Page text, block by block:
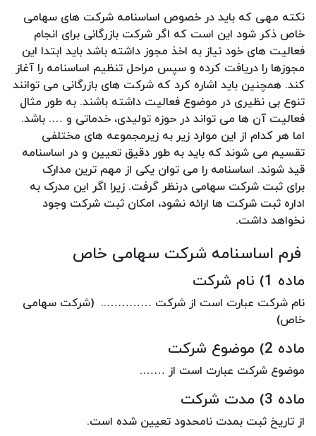
نکته مهی که باید در خصوص اساسنامه شرکت های سهامی
خاص ذکر شود این است که اگر شرکت بازرگانی برای انجام
فعالیت های خود نیاز به اخذ مجوز داشته باشد باید ابتدا این
مجوزها را دریافت کرده و سپس مراحل تنظیم اساسنامه را آغاز
کند. همچنین باید اشاره کرد که شرکت های بازرگانی می توانند
تنوع بی نظیری در موضوع فعالیت داشته باشند. به طور مثال
فعالیت آن ها می تواند در حوزه تولیدی، خدماتی و …. باشد.
اما هر کدام از این موارد زیر به زیرمجموعه های مختلفی
تقسیم می شوند که باید به طور دقیق تعیین و در اساسنامه
قید شوند. اساسنامه را می توان یکی از مهم ترین مدارک
برای ثبت شرکت سهامی درنظر گرفت. زیرا اگر این مدرک به
اداره ثبت شرکت ها ارائه نشود، امکان ثبت شرکت وجود
نخواهد داشت.
فرم اساسنامه شرکت سهامی خاص
ماده 1) نام شرکت
نام شرکت عبارت است از شرکت ………….. (شرکت سهامی
خاص)
ماده 2) موضوع شرکت
موضوع شرکت عبارت است از …….
ماده 3) مدت شرکت
از تاریخ ثبت بمدت نامحدود تعیین شده است.